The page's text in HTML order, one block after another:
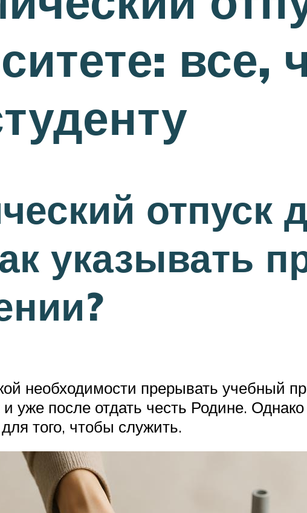
все,
отпуск
указывать
необходимости прерывать учебный
уже после отдать честь Родине.
того, чтобы служить.